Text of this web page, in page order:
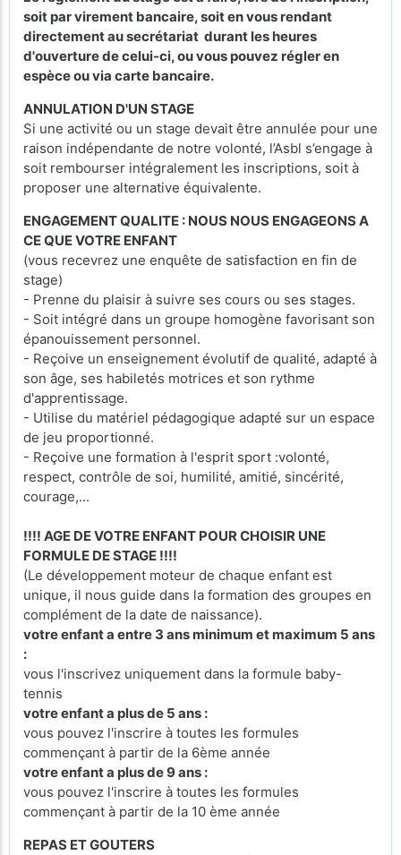
soit par virement bancaire, soit en vous rendant
directement au secrétariat durant les heures
d'ouverture de celui-ci, ou vous pouvez régler en
espèce ou via carte bancaire.
ANNULATION D'UN STAGE
Si une activité ou un stage devait être annulée pour une
raison indépendante de notre volonté, l’Asbl s’engage à
soit rembourser intégralement les inscriptions, soit à
proposer une alternative équivalente.
ENGAGEMENT QUALITE : NOUS NOUS ENGAGEONS A
CE QUE VOTRE ENFANT
(vous recevrez une enquête de satisfaction en fin de
stage)
- Prenne du plaisir à suivre ses cours ou ses stages.
- Soit intégré dans un groupe homogène favorisant son
épanouissement personnel.
- Reçoive un enseignement évolutif de qualité, adapté à
son âge, ses habiletés motrices et son rythme
d'apprentissage.
- Utilise du matériel pédagogique adapté sur un espace
de jeu proportionné.
- Reçoive une formation à l'esprit sport :volonté,
respect, contrôle de soi, humilité, amitié, sincérité,
courage,...
!!!! AGE DE VOTRE ENFANT POUR CHOISIR UNE
FORMULE DE STAGE !!!!
(Le développement moteur de chaque enfant est
unique, il nous guide dans la formation des groupes en
complément de la date de naissance).
votre enfant a entre 3 ans minimum et maximum 5 ans
:
vous l'inscrivez uniquement dans la formule baby-
tennis
votre enfant a plus de 5 ans :
vous pouvez l'inscrire à toutes les formules
commençant à partir de la 6ème année
votre enfant a plus de 9 ans :
vous pouvez l'inscrire à toutes les formules
commençant à partir de la 10 ème année
REPAS ET GOUTERS